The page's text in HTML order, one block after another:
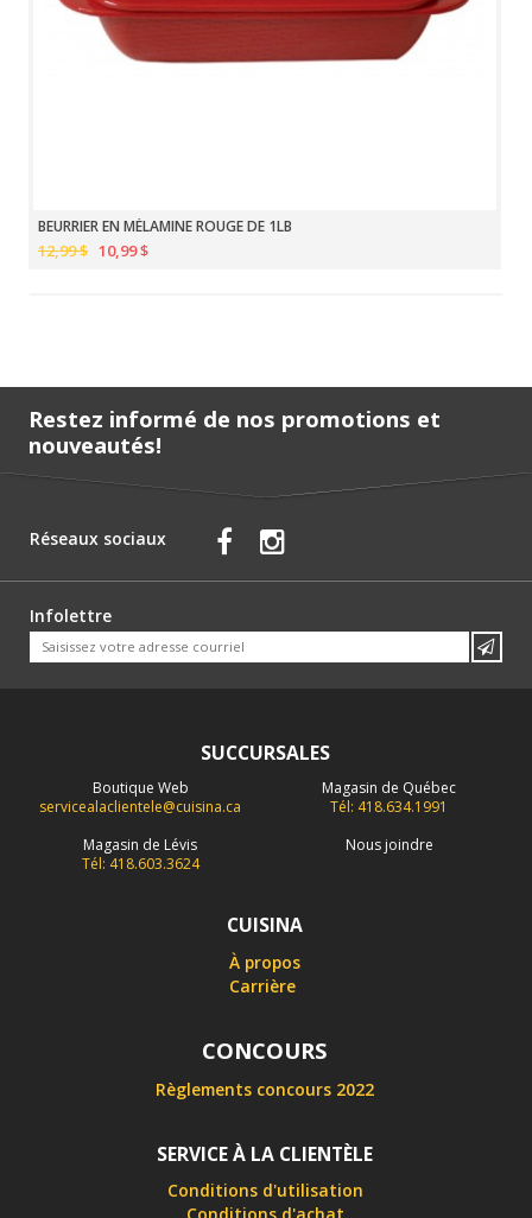
BEURRIER EN MÉLAMINE ROUGE DE 1LB
12,99 $ 10,99 $
Restez informé de nos promotions et
nouveautés!
Réseaux sociaux
Infolettre
SUCCURSALES
Boutique Web
servicealaclientele@cuisina.ca
Magasin de Québec
Tél: 418.634.1991
Magasin de Lévis
Tél: 418.603.3624
Nous joindre
CUISINA
À propos
Carrière
CONCOURS
Règlements concours 2022
SERVICE À LA CLIENTÈLE
Conditions d'utilisation